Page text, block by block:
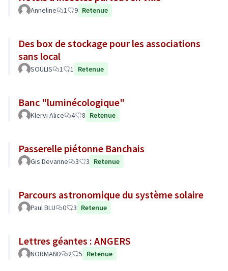
Anneline 1 9 Retenue
Des box de stockage pour les associations
sans local
SOULIS 1 1 Retenue
Banc "luminécologique"
Klervi Alice 4 8 Retenue
Passerelle piétonne Banchais
Gis Devanne 3 3 Retenue
Parcours astronomique du système solaire
Paul BLU 0 3 Retenue
Lettres géantes : ANGERS
NORMAND 2 5 Retenue